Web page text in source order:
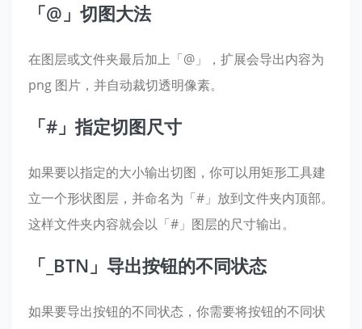
「@」切图大法
在图层或文件夹最后加上「@」，扩展会导出内容为
png 图片，并自动裁切透明像素。
「#」指定切图尺寸
如果要以指定的大小输出切图，你可以用矩形工具建
立一个形状图层，并命名为「#」放到文件夹内顶部。
这样文件夹内容就会以「#」图层的尺寸输出。
「_BTN」导出按钮的不同状态
如果要导出按钮的不同状态，你需要将按钮的不同状